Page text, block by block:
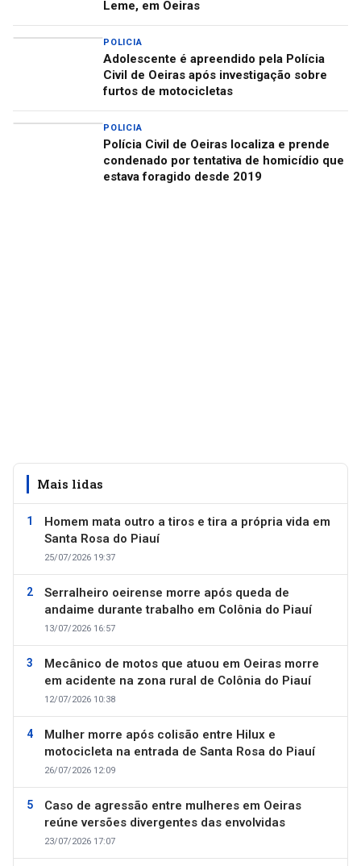
Leme, em Oeiras
POLICIA
Adolescente é apreendido pela Polícia
Civil de Oeiras após investigação sobre
furtos de motocicletas
POLICIA
Polícia Civil de Oeiras localiza e prende
condenado por tentativa de homicídio que
estava foragido desde 2019
Mais lidas
Homem mata outro a tiros e tira a própria vida em
Santa Rosa do Piauí
25/07/2026 19:37
Serralheiro oeirense morre após queda de
andaime durante trabalho em Colônia do Piauí
13/07/2026 16:57
Mecânico de motos que atuou em Oeiras morre
em acidente na zona rural de Colônia do Piauí
12/07/2026 10:38
Mulher morre após colisão entre Hilux e
motocicleta na entrada de Santa Rosa do Piauí
26/07/2026 12:09
Caso de agressão entre mulheres em Oeiras
reúne versões divergentes das envolvidas
23/07/2026 17:07